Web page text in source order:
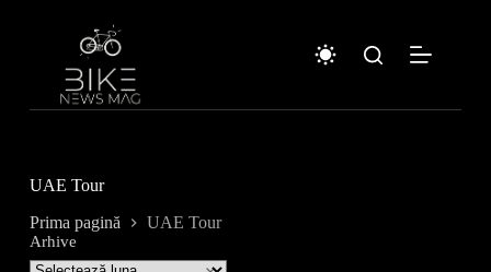
UAE Tour
Prima pagină UAE Tour
Arhive